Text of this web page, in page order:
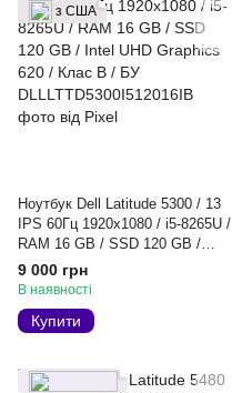
з США
Ноутбук Dell Latitude 5300 / 13
IPS 60Гц 1920x1080 / i5-8265U /
RAM 16 GB / SSD 120 GB /
Intel UHD Graphics 620 / Клас B
/ БУ
9 000 грн
В наявності
Купити